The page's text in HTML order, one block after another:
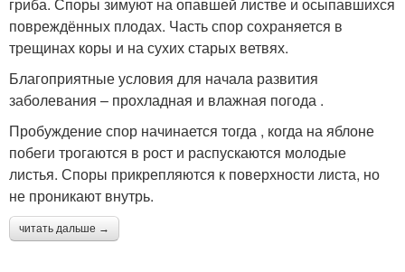
гриба. Споры зимуют на опавшей листве и осыпавшихся
повреждённых плодах. Часть спор сохраняется в
трещинах коры и на сухих старых ветвях.
Благоприятные условия для начала развития
заболевания – прохладная и влажная погода .
Пробуждение спор начинается тогда , когда на яблоне
побеги трогаются в рост и распускаются молодые
листья. Споры прикрепляются к поверхности листа, но
не проникают внутрь.
читать дальше →